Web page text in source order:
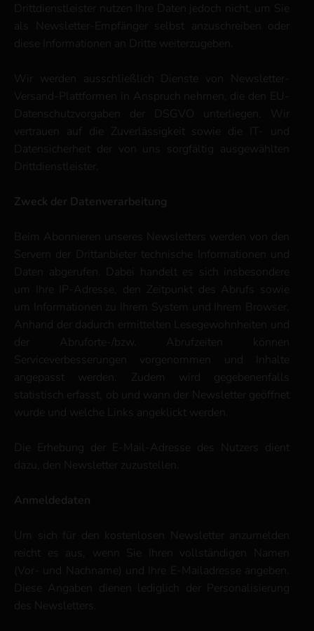
Drittdienstleister nutzen Ihre Daten jedoch nicht, um Sie
als Newsletter-Empfänger selbst anzuschreiben oder
diese Informationen an Dritte weiterzugeben.
Wir werden ausschließlich Dienste von Newsletter-
Versand-Plattformen in Anspruch nehmen, die den EU-
Datenschutzvorgaben der DSGVO unterliegen. Wir
vertrauen auf die Zuverlässigkeit sowie die IT- und
Datensicherheit der von uns sorgfältig ausgewählten
Drittdienstleister.
Zweck der Datenverarbeitung
Beim Abonnieren unseres Newsletters werden von den
Servern der Drittanbieter technische Informationen und
Daten abgerufen. Dabei handelt es sich insbesondere
um Ihre IP-Adresse, den Zeitpunkt des Abrufs sowie
um Informationen zu Ihrem System und Ihrem Browser.
Anhand der dadurch ermittelten Lesegewohnheiten und
der Abruforte-/bzw. Abrufzeiten können
Serviceverbesserungen vorgenommen und Inhalte
angepasst werden. Zudem wird gegebenenfalls
statistisch erfasst, ob und wann der Newsletter geöffnet
wurde und welche Links angeklickt werden.
Die Erhebung der E-Mail-Adresse des Nutzers dient
dazu, den Newsletter zuzustellen.
Anmeldedaten
Um sich für den kostenlosen Newsletter anzumelden
reicht es aus, wenn Sie Ihren vollständigen Namen
(Vor- und Nachname) und Ihre E-Mailadresse angeben.
Diese Angaben dienen lediglich der Personalisierung
des Newsletters.